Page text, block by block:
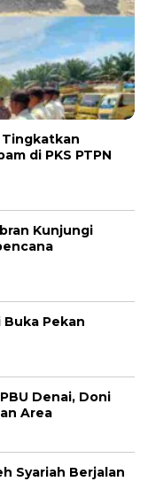
Tingkatkan
di PKS PTPN
Kunjungi
Buka Pekan
Denai, Doni
Area
Syariah Berjalan